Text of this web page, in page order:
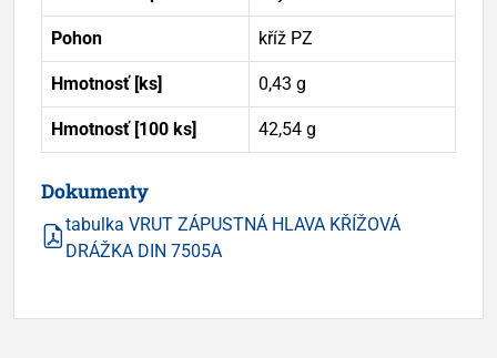
Pohon kříž PZ
Hmotnosť [ks] 0,43 g
Hmotnosť [100 ks] 42,54 g
Dokumenty
tabulka VRUT ZÁPUSTNÁ HLAVA KŘÍŽOVÁ
DRÁŽKA DIN 7505A